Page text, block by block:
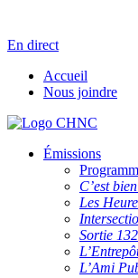
En direct
Accueil
Nous joindre
Émissions
C’est
Les
Sortie 132
L’Ami